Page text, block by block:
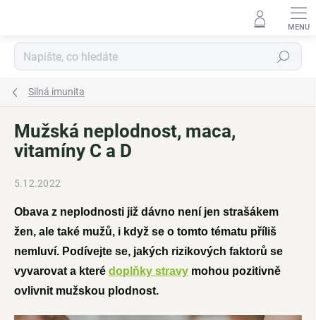
Hledat
Silná imunita
Mužská neplodnost, maca,
vitamíny C a D
5.12.2022
Obava z neplodnosti již dávno není jen strašákem
žen, ale také mužů, i když se o tomto tématu příliš
nemluví. Podívejte se, jakých rizikových faktorů se
vyvarovat a které doplňky stravy mohou pozitivně
ovlivnit mužskou plodnost.